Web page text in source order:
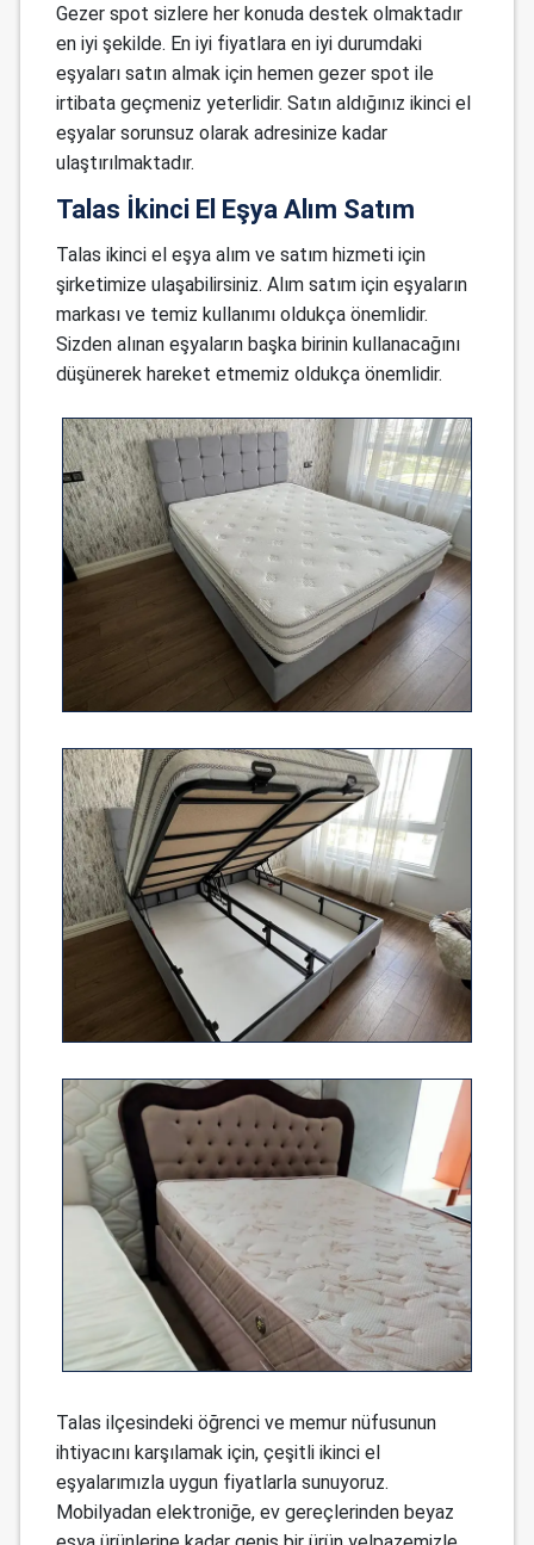
Gezer spot sizlere her konuda destek olmaktadır
en iyi şekilde. En iyi fiyatlara en iyi durumdaki
eşyaları satın almak için hemen gezer spot ile
irtibata geçmeniz yeterlidir. Satın aldığınız ikinci el
eşyalar sorunsuz olarak adresinize kadar
ulaştırılmaktadır.
Talas İkinci El Eşya Alım Satım
Talas ikinci el eşya alım ve satım hizmeti için
şirketimize ulaşabilirsiniz. Alım satım için eşyaların
markası ve temiz kullanımı oldukça önemlidir.
Sizden alınan eşyaların başka birinin kullanacağını
düşünerek hareket etmemiz oldukça önemlidir.
Talas ilçesindeki öğrenci ve memur nüfusunun
ihtiyacını karşılamak için, çeşitli ikinci el
eşyalarımızla uygun fiyatlarla sunuyoruz.
Mobilyadan elektroniğe, ev gereçlerinden beyaz